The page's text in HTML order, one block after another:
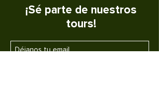
¡Sé parte de nuestros
tours!